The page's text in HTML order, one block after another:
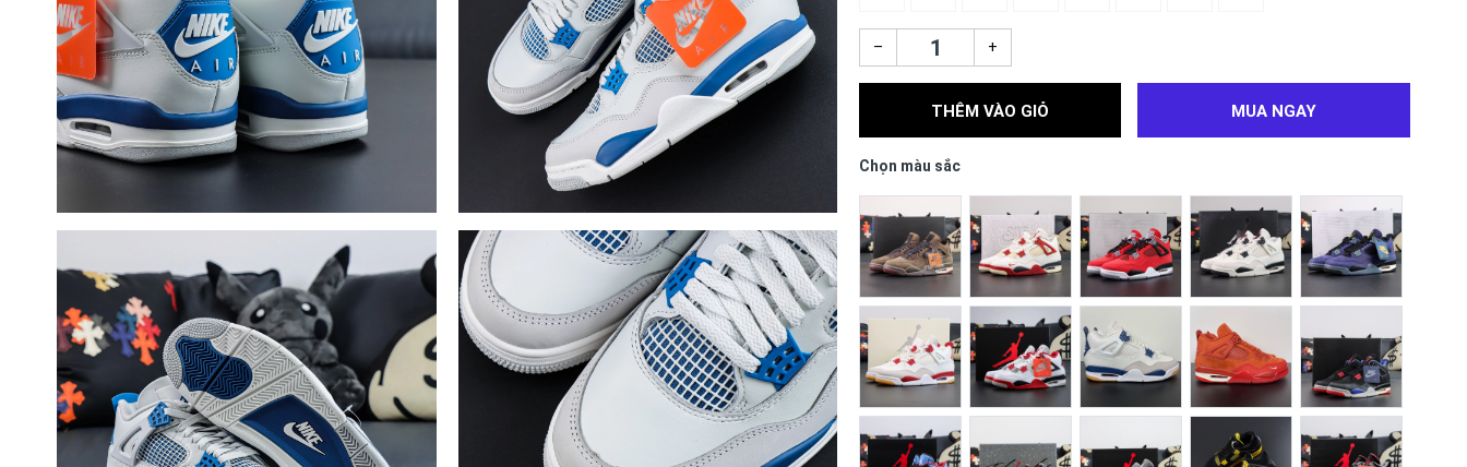
– +
THÊM VÀO GIỎ MUA NGAY
Chọn màu sắc